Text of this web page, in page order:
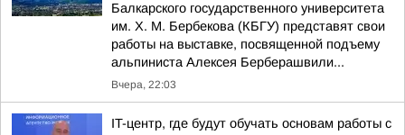
Балкарского государственного университета
им. Х. М. Бербекова (КБГУ) представят свои
работы на выставке, посвященной подъему
альпиниста Алексея Берберашвили...
Вчера, 22:03
IT-центр, где будут обучать основам работы с